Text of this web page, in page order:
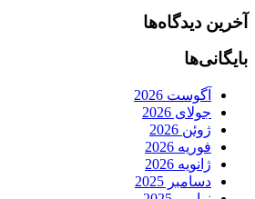
آخرین دیدگاه‌ها
بایگانی‌ها
آگوست 2026
جولای 2026
ژوئن 2026
فوریه 2026
ژانویه 2026
دسامبر 2025